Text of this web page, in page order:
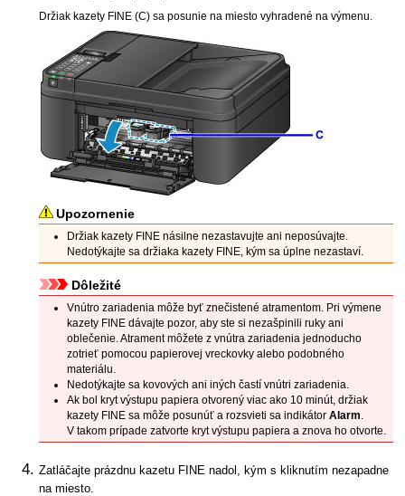
Držiak kazety FINE (C) sa posunie na miesto vyhradené na výmenu.
Upozornenie
Držiak kazety FINEnásilne nezastavujte ani neposúvajte.
Nedotýkajte sa držiaka kazety FINE, kým sa úplne nezastaví.
Dôležité
Vnútro zariadenia môže byť znečistené atramentom. Pri výmene
kazety FINEdávajte pozor, aby ste si nezašpinili ruky ani
oblečenie. Atrament môžete z vnútra zariadenia jednoducho
zotrieť pomocou papierovej vreckovky alebo podobného
materiálu.
Nedotýkajte sa kovových ani iných častí vnútri zariadenia
Ak bol kryt výstupu papiera otvorený viac ako 10 minút, držiak
kazety FINEsa môže posunúť a rozsvieti sa indikátor Alarm
V takom prípade zatvorte kryt výstupu papiera a znova ho otvorte.
Zatláčajte prázdnu kazetu FINE nadol, kým s kliknutím nezapadne
na miesto.